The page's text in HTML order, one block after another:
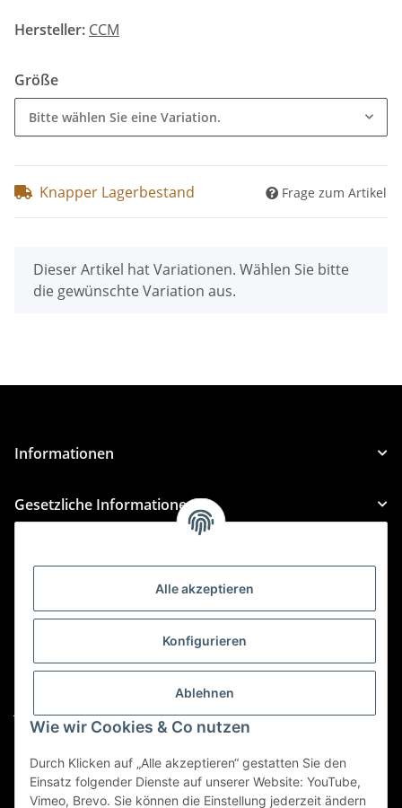
Alle akzeptieren
Konfigurieren
Ablehnen
Wie wir Cookies & Co nutzen
Durch Klicken auf „Alle akzeptieren“ gestatten Sie den
Einsatz folgender Dienste auf unserer Website: YouTube,
Vimeo, Brevo. Sie können die Einstellung jederzeit ändern
Hersteller: CCM
Größe
Bitte wählen Sie eine Variation.
Knapper Lagerbestand Frage zum Artikel
x
Dieser Artikel hat Variationen. Wählen Sie bitte
die gewünschte Variation aus.
Informationen
Gesetzliche Informationen
Für Custom Anfragen und Custom Bestellungen auch
custom@htr-shop.com
Für Trikot-Anfragen und Bestellungen
teamwear@htr-shop.com
Für Reklamationen und Retouren